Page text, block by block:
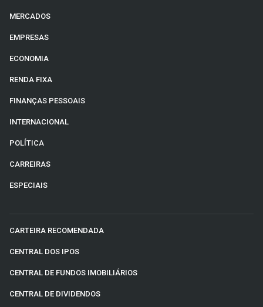
MERCADOS
EMPRESAS
ECONOMIA
RENDA FIXA
FINANÇAS PESSOAIS
INTERNACIONAL
POLÍTICA
CARREIRAS
ESPECIAIS
CARTEIRA RECOMENDADA
CENTRAL DOS IPOS
CENTRAL DE FUNDOS IMOBILIÁRIOS
CENTRAL DE DIVIDENDOS